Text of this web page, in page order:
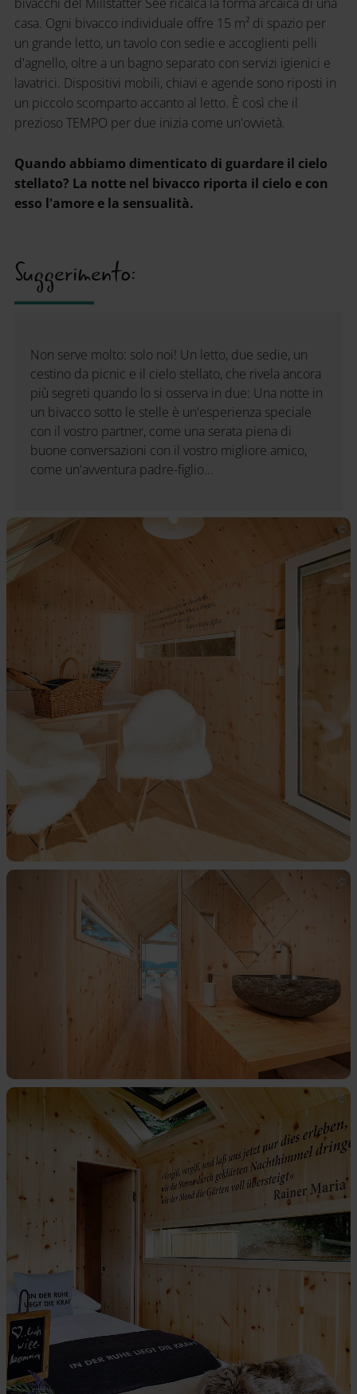
casa. Ogni bivacco individuale offre 15 m² di spazio per
un grande letto, un tavolo con sedie e accoglienti pelli
d'agnello, oltre a un bagno separato con servizi igienici e
lavatrici. Dispositivi mobili, chiavi e agende sono riposti in
un piccolo scomparto accanto al letto. È così che il
prezioso TEMPO per due inizia come un'ovvietà.
Quando abbiamo dimenticato di guardare il cielo
stellato? La notte nel bivacco riporta il cielo e con
esso l'amore e la sensualità.
Suggerimento:
Non serve molto: solo noi! Un letto, due sedie, un
cestino da picnic e il cielo stellato, che rivela ancora
più segreti quando lo si osserva in due: Una notte in
un bivacco sotto le stelle è un'esperienza speciale
con il vostro partner, come una serata piena di
buone conversazioni con il vostro migliore amico,
come un'avventura padre-figlio...